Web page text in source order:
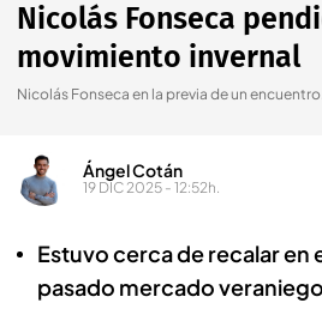
Nicolás Fonseca
movimiento invernal
Nicolás Fonseca en la previa de un encuentro
Ángel Cotán
19 DIC 2025 - 12:52h.
Estuvo cerca de recalar en
pasado mercado veraniego